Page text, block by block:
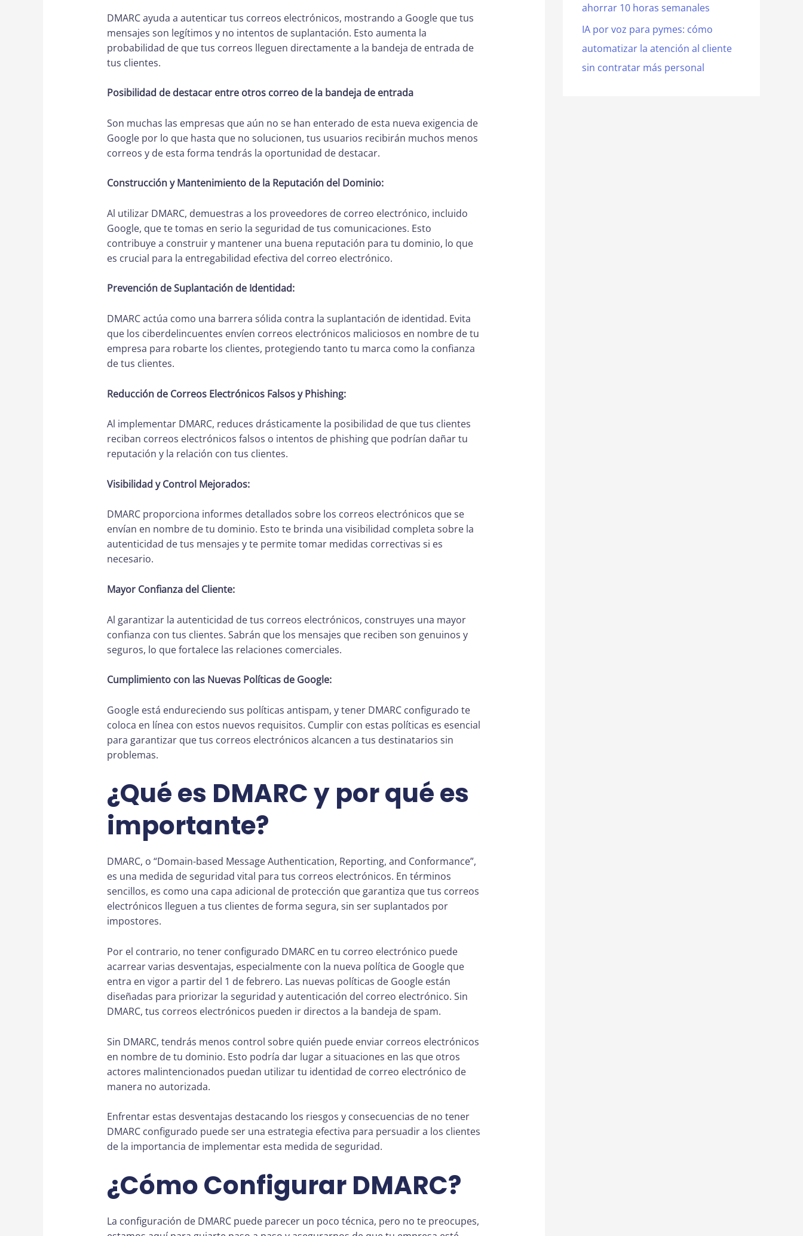
DMARC ayuda a autenticar tus correos electrónicos, mostrando a Google que tus
mensajes son legítimos y no intentos de suplantación. Esto aumenta la
probabilidad de que tus correos lleguen directamente a la bandeja de entrada de
tus clientes.
Posibilidad de destacar entre otros correo de la bandeja de entrada
Son muchas las empresas que aún no se han enterado de esta nueva exigencia de
Google por lo que hasta que no solucionen, tus usuarios recibirán muchos menos
correos y de esta forma tendrás la oportunidad de destacar.
Construcción y Mantenimiento de la Reputación del Dominio:
Al utilizar DMARC, demuestras a los proveedores de correo electrónico, incluido
Google, que te tomas en serio la seguridad de tus comunicaciones. Esto
contribuye a construir y mantener una buena reputación para tu dominio, lo que
es crucial para la entregabilidad efectiva del correo electrónico.
Prevención de Suplantación de Identidad:
DMARC actúa como una barrera sólida contra la suplantación de identidad. Evita
que los ciberdelincuentes envíen correos electrónicos maliciosos en nombre de tu
empresa para robarte los clientes, protegiendo tanto tu marca como la confianza
de tus clientes.
Reducción de Correos Electrónicos Falsos y Phishing:
Al implementar DMARC, reduces drásticamente la posibilidad de que tus clientes
reciban correos electrónicos falsos o intentos de phishing que podrían dañar tu
reputación y la relación con tus clientes.
Visibilidad y Control Mejorados:
DMARC proporciona informes detallados sobre los correos electrónicos que se
envían en nombre de tu dominio. Esto te brinda una visibilidad completa sobre la
autenticidad de tus mensajes y te permite tomar medidas correctivas si es
necesario.
Mayor Confianza del Cliente:
Al garantizar la autenticidad de tus correos electrónicos, construyes una mayor
confianza con tus clientes. Sabrán que los mensajes que reciben son genuinos y
seguros, lo que fortalece las relaciones comerciales.
Cumplimiento con las Nuevas Políticas de Google:
Google está endureciendo sus políticas antispam, y tener DMARC configurado te
coloca en línea con estos nuevos requisitos. Cumplir con estas políticas es esencial
para garantizar que tus correos electrónicos alcancen a tus destinatarios sin
problemas.
¿Qué es DMARC y por qué es
importante?
DMARC, o “Domain-based Message Authentication, Reporting, and Conformance”,
es una medida de seguridad vital para tus correos electrónicos. En términos
sencillos, es como una capa adicional de protección que garantiza que tus correos
electrónicos lleguen a tus clientes de forma segura, sin ser suplantados por
impostores.
Por el contrario, no tener configurado DMARC en tu correo electrónico puede
acarrear varias desventajas, especialmente con la nueva política de Google que
entra en vigor a partir del 1 de febrero. Las nuevas políticas de Google están
diseñadas para priorizar la seguridad y autenticación del correo electrónico. Sin
DMARC, tus correos electrónicos pueden ir directos a la bandeja de spam.
Sin DMARC, tendrás menos control sobre quién puede enviar correos electrónicos
en nombre de tu dominio. Esto podría dar lugar a situaciones en las que otros
actores malintencionados puedan utilizar tu identidad de correo electrónico de
manera no autorizada.
Enfrentar estas desventajas destacando los riesgos y consecuencias de no tener
DMARC configurado puede ser una estrategia efectiva para persuadir a los clientes
de la importancia de implementar esta medida de seguridad.
¿Cómo Configurar DMARC?
La configuración de DMARC puede parecer un poco técnica, pero no te preocupes,
ahorrar 10 horas semanales
IA por voz para pymes: cómo
automatizar la atención al cliente
sin contratar más personal